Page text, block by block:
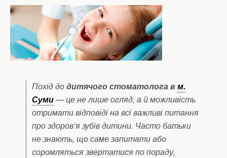
Похід додитячого стоматолога вм.
Суми— це не лише огляд, а й можливість
отримати відповіді на всі важливі питання
про здоров’я зубів дитини. Часто батьки
не знають, що саме запитати або
соромляться звертатися по пораду,